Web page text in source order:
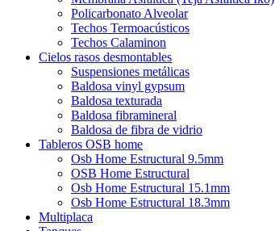
Policarbonato Alveolar
Techos Termoacústicos
Techos Calaminon
Cielos rasos desmontables
Suspensiones metálicas
Baldosa vinyl gypsum
Baldosa texturada
Baldosa fibramineral
Baldosa de fibra de vidrio
Tableros OSB home
Osb Home Estructural 9.5mm
OSB Home Estructural
Osb Home Estructural 15.1mm
Osb Home Estructural 18.3mm
Multiplaca